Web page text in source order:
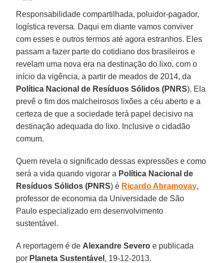
Responsabilidade compartilhada, poluidor-pagador,
logística reversa. Daqui em diante vamos conviver
com esses e outros termos até agora estranhos. Eles
passam a fazer parte do cotidiano dos brasileiros e
revelam uma nova era na destinação do lixo, com o
início da vigência, a partir de meados de 2014, da
Política Nacional de Resíduos Sólidos (PNRS). Ela
prevê o fim dos malcheirosos lixões a céu aberto e a
certeza de que a sociedade terá papel decisivo na
destinação adequada do lixo. Inclusive o cidadão
comum.
Quem revela o significado dessas expressões e como
será a vida quando vigorar a Política Nacional de
Resíduos Sólidos (PNRS) é Ricardo Abramovay,
professor de economia da Universidade de São
Paulo especializado em desenvolvimento
sustentável.
A reportagem é de Alexandre Severo e publicada
por Planeta Sustentável , 19-12-2013.